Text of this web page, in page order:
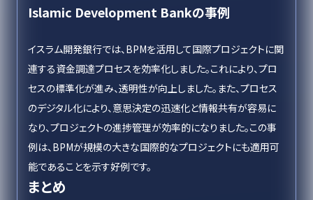
Islamic Development Bankの事例
イスラム開発銀行では、BPMを活用して国際プロジェクトに関
連する資金調達プロセスを効率化しました。これにより、プロ
セスの標準化が進み、透明性が向上しました。また、プロセス
のデジタル化により、意思決定の迅速化と情報共有が容易に
なり、プロジェクトの進捗管理が効率的になりました。この事
例は、BPMが規模の大きな国際的なプロジェクトにも適用可
能であることを示す好例です。
まとめ